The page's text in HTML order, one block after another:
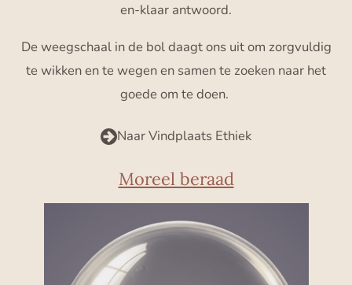
en-klaar antwoord.
De weegschaal in de bol daagt ons uit om zorgvuldig
te wikken en te wegen en samen te zoeken naar het
goede om te doen.
Naar Vindplaats Ethiek
Moreel beraad